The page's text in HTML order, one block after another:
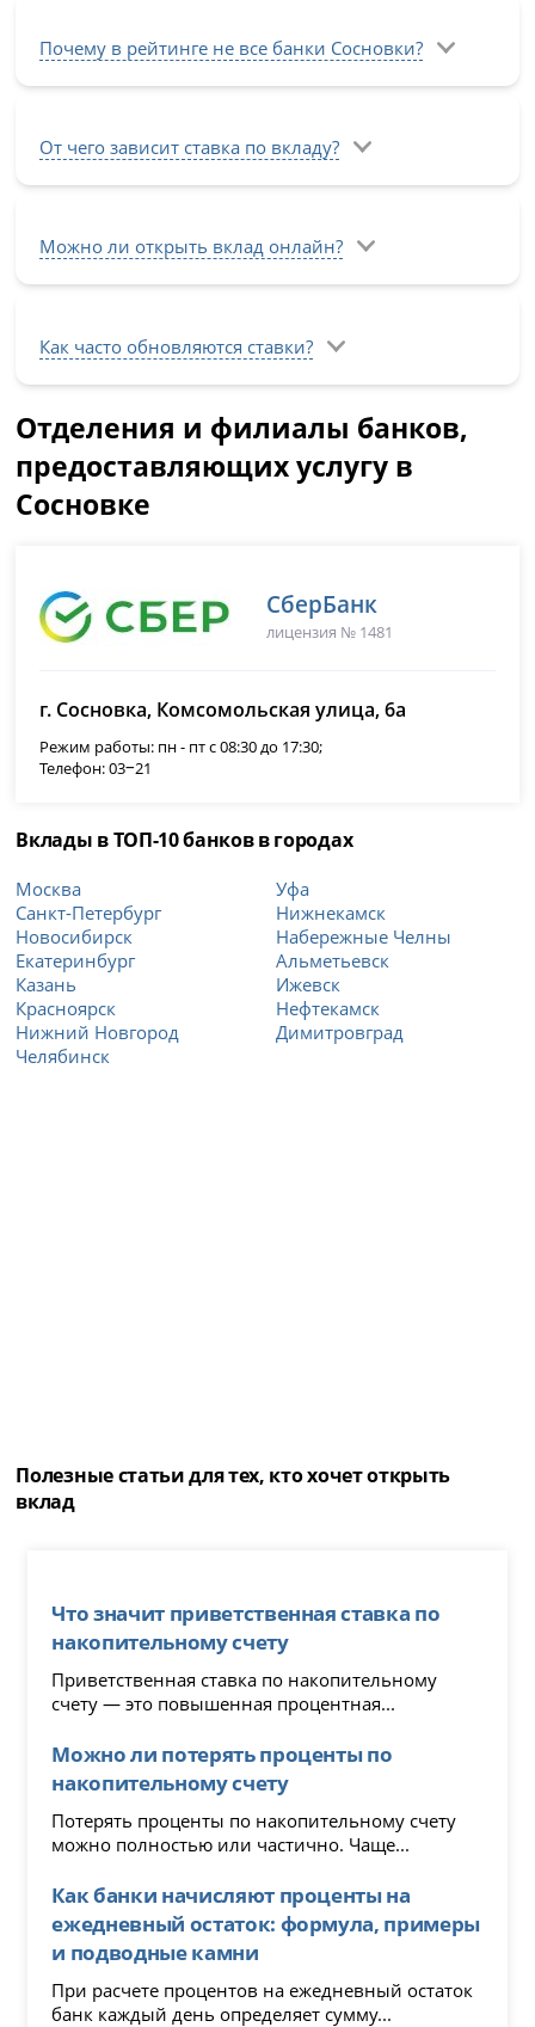
Почему в рейтинге не все банки Сосновки?
От чего зависит ставка по вкладу?
Можно ли открыть вклад онлайн?
Как часто обновляются ставки?
Отделения и филиалы банков,
предоставляющих услугу в
Сосновке
СберБанк
лицензия № 1481
г. Сосновка, Комсомольская улица, 6а
Режим работы: пн - пт с 08:30 до 17:30;
Телефон: 03‒21
Вклады в ТОП-10 банков в городах
Москва
Санкт-Петербург
Новосибирск
Екатеринбург
Казань
Красноярск
Нижний Новгород
Челябинск
Уфа
Нижнекамск
Набережные Челны
Альметьевск
Ижевск
Нефтекамск
Димитровград
Полезные статьи для тех, кто хочет открыть
вклад
Что значит приветственная ставка по
накопительному счету
Приветственная ставка по накопительному
счету — это повышенная процентная...
Можно ли потерять проценты по
накопительному счету
Потерять проценты по накопительному счету
можно полностью или частично. Чаще...
Как банки начисляют проценты на
ежедневный остаток: формула, примеры
и подводные камни
При расчете процентов на ежедневный остаток
банк каждый день определяет сумму...